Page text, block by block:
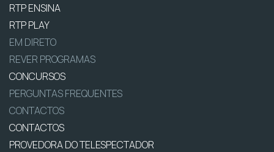
RTP ENSINA
RTP PLAY
EM DIRETO
REVER PROGRAMAS
CONCURSOS
PERGUNTAS FREQUENTES
CONTACTOS
CONTACTOS
PROVEDORA DO TELESPECTADOR